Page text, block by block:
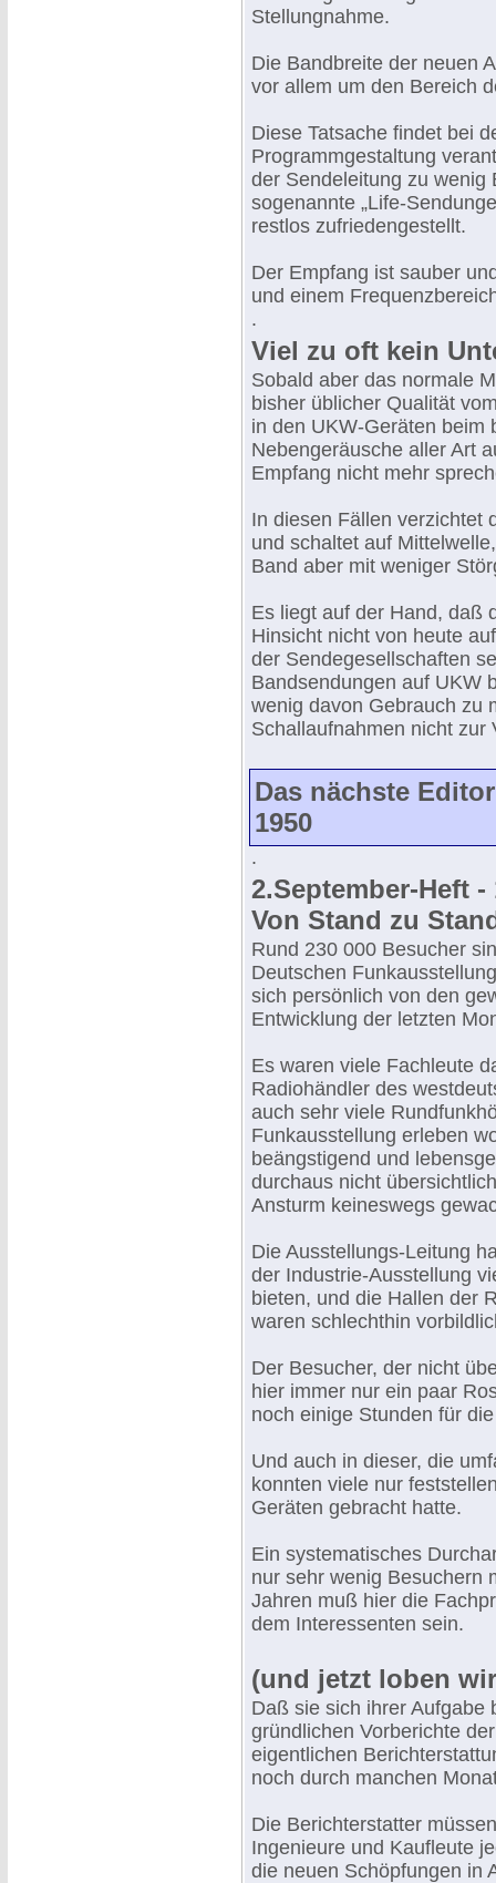
Stellungnahme.
Die Bandbreite der neuen
vor allem um den Bereich
Diese Tatsache findet bei
Programmgestaltung
der Sendeleitung zu wenig
sogenannte „Life-
restlos zufriedengestellt.
Der Empfang ist sauber
und einem
.
Viel zu oft kein
Sobald aber das normale
bisher üblicher Qualität
in den UKW-Geräten beim
Nebengeräusche aller Art
Empfang nicht mehr
In diesen Fällen verzichtet
und schaltet auf
Band aber mit weniger
Es liegt auf der Hand, daß
Hinsicht nicht von heute
der Sendegesellschaften
Bandsendungen auf UKW
wenig davon Gebrauch zu
Schallaufnahmen nicht zur
Das nächste
1950
.
2.September-Heft -
Von Stand zu
Rund 230 000 Besucher
Deutschen
sich persönlich von den
Entwicklung der letzten
Es waren viele Fachleute
Radiohändler des
auch sehr viele
Funkausstellung erleben
beängstigend und
durchaus nicht
Ansturm keineswegs
Die Ausstellungs-Leitung
der Industrie-Ausstellung
bieten, und die Hallen der
waren schlechthin
Der Besucher, der nicht
hier immer nur ein paar
noch einige Stunden für
Und auch in dieser, die
konnten viele nur
Geräten gebracht hatte.
Ein systematisches
nur sehr wenig Besuchern
Jahren muß hier die
dem Interessenten sein.
(und jetzt loben
Daß sie sich ihrer Aufgabe
gründlichen Vorberichte
eigentlichen
noch durch manchen
Die Berichterstatter
Ingenieure und Kaufleute
die neuen Schöpfungen in